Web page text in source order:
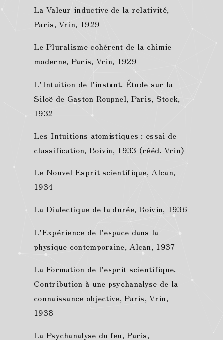
La Valeur inductive de la relativité,
Paris, Vrin, 1929
Le Pluralisme cohérent de la chimie
moderne, Paris, Vrin, 1929
L’Intuition de l’instant. Étude sur la
Siloë de Gaston Roupnel, Paris, Stock,
1932
Les Intuitions atomistiques : essai de
classification, Boivin, 1933 (rééd. Vrin)
Le Nouvel Esprit scientifique, Alcan,
1934
La Dialectique de la durée, Boivin, 1936
L’Expérience de l’espace dans la
physique contemporaine, Alcan, 1937
La Formation de l’esprit scientifique.
Contribution à une psychanalyse de la
connaissance objective, Paris, Vrin,
1938
La Psychanalyse du feu, Paris,